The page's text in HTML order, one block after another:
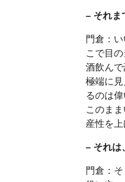
– それま
門倉：
こで目
酒飲ん
極端に
るのは
このま
産性を
– それは
門倉：